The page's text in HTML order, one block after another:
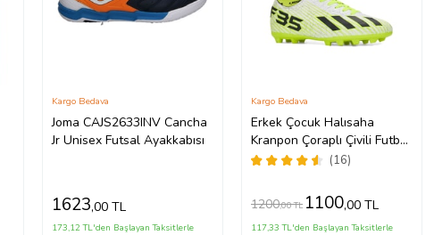
Joma CAJS2633INV Cancha
Jr Unisex Futsal Ayakkabısı
Kargo Bedava
1623,00 TL
173,12 TL'den Başlayan Taksitlerle
Erkek Çocuk Halısaha
Kranpon Çoraplı Çivili Futbol
Spor Ayakkabısı F35KR
(16)
Kargo Bedava
1200,00 TL 1100,00 TL
117,33 TL'den Başlayan Taksitlerle